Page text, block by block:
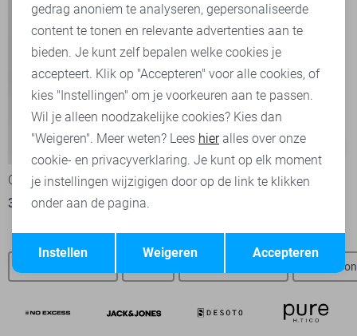
-20%
Only & Sons Broek
31,95 39,99
Only & Sons Broek
Only &
Marketing cookies
Terug Opslaan
gedrag anoniem te analyseren, gepersonaliseerde
content te tonen en relevante advertenties aan te
bieden. Je kunt zelf bepalen welke cookies je
accepteert. Klik op "Accepteren" voor alle cookies, of
kies "Instellingen" om je voorkeuren aan te passen.
Wil je alleen noodzakelijke cookies? Kies dan
"Weigeren". Meer weten? Lees hieralles over onze
cookie- en privacyverklaring. Je kunt op elk moment
je instellingen wijzigigen door op de link te klikken
onder aan de pagina.
Accepteren
Weigeren
Instellen